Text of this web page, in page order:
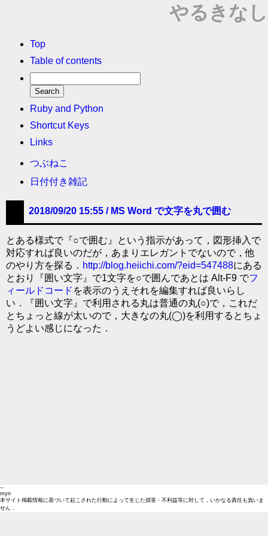
やるきなし
Top
Table of contents
Ruby and Python
Shortcut Keys
Links
つぶねこ
日付付き雑記
2018/09/20 15:55 / MS Word で文字を丸で囲む
とある様式で『○で囲む』という指示があって，図形挿入で
対応すれば良いのだが，あまりエレガントでないので，他
のやり方を探る． http://blog.heiichi.com/?eid=547488にある
とおり『囲い文字』で1文字を○で囲んであとは Alt-F9 でフ
ィールドコード を表示のうえそれを編集すれば良いらし
い．『囲い文字』で利用される丸は普通の丸(○)で，これだ
とちょっと線が太いので，大きなの丸(◯)を利用するとちょ
うどよい感じになった．
--
myn
本サイト掲載情報に基づいて起こされた行動によって生じた損害・不利益等に対して，いかなる責任も負いま
せん．